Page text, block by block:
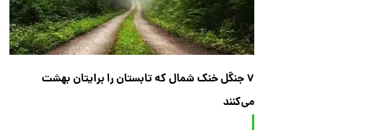
۷ جنگل خنک شمال که تابستان را برایتان بهشت
می‌کنند